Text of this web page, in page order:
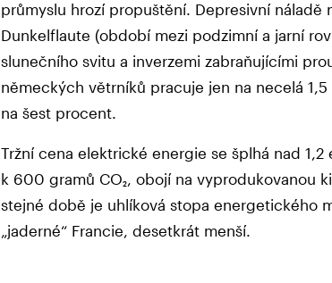
průmyslu hrozí propuštění. Depresivní náladě
Dunkelflaute (období mezi podzimní a jarní
slunečního svitu a inverzemi zabraňujícími
německých větrníků pracuje jen na necelá
na šest procent.
Tržní cena elektrické energie se šplhá nad
k 600 gramů CO₂, obojí na vyprodukovanou
stejné době je uhlíková stopa energetického
„jaderné“ Francie, desetkrát menší.